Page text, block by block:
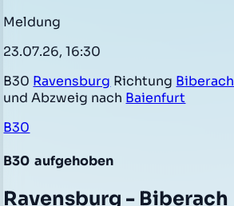
Meldung
23.07.26, 16:30
B30 Ravensburg Richtung Biberach
und Abzweig nach Baienfurt
B30
B30 aufgehoben
Ravensburg - Biberach